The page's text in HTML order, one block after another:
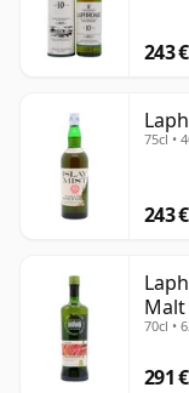
243 €
75cl •
243 €
Malt
70cl •
291 €